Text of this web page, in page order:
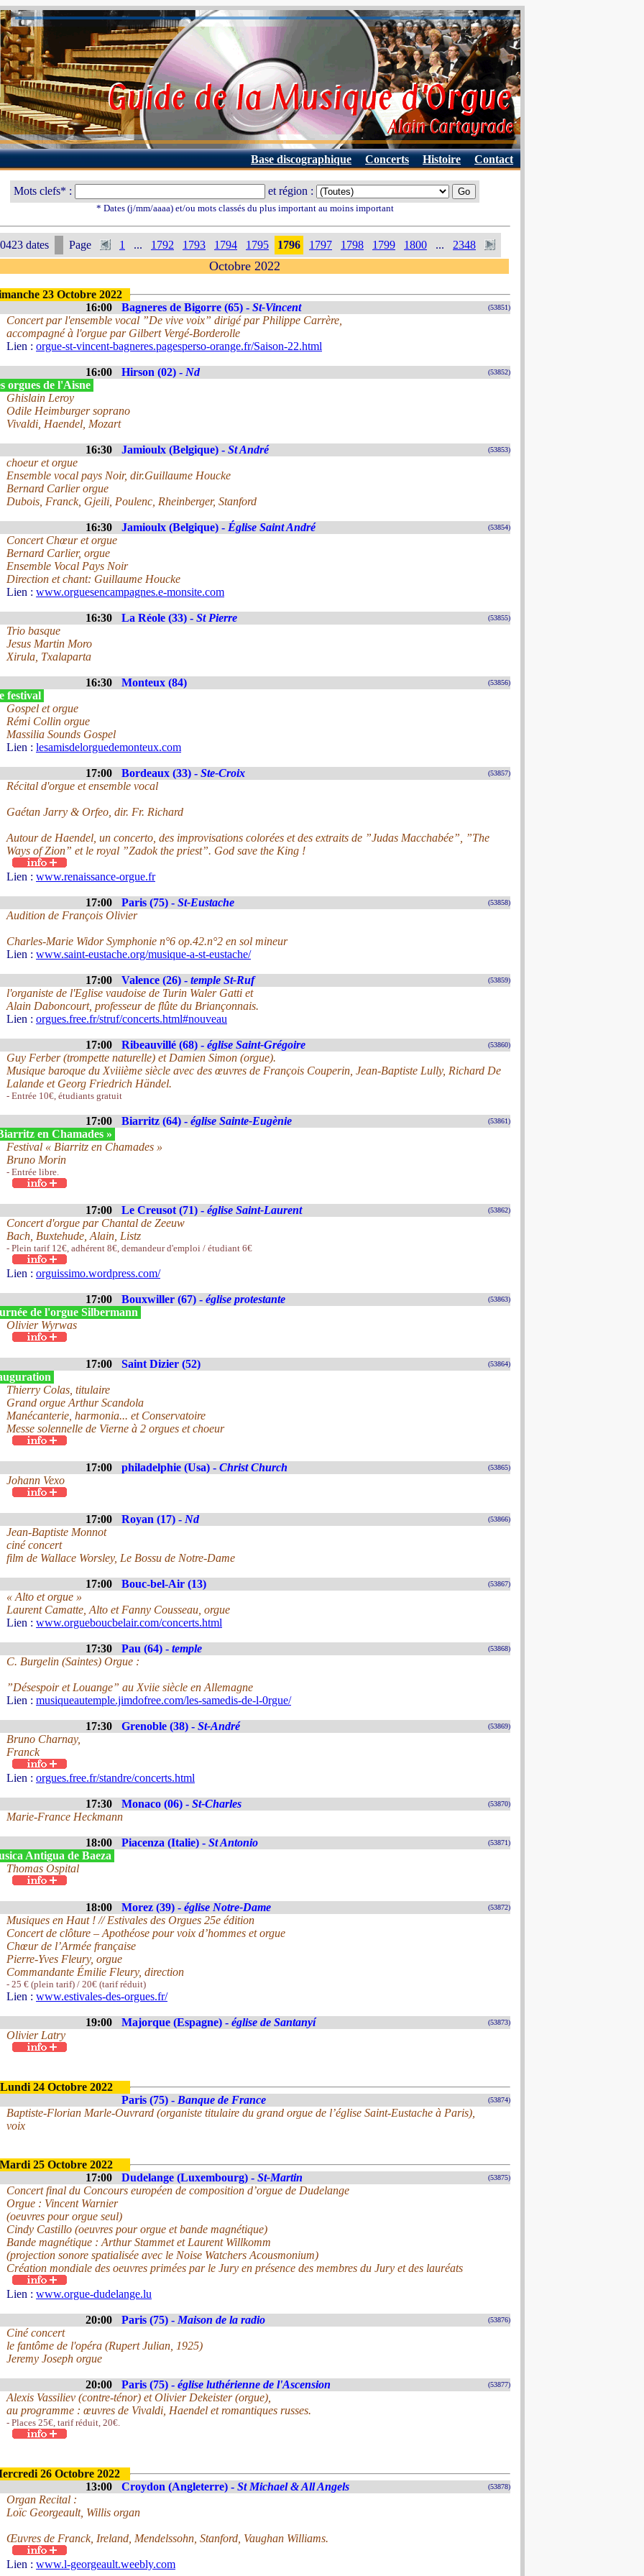
Base discographique Concerts Histoire Contact
Mots clefs* : et région :
* Dates (j/mm/aaaa) et/ou mots classés du plus important au moins important
dates Page 1 ... 1792 1793 1794 1795 1796 1797 1798 1799 1800 ... 2348
Octobre 2022
23 Octobre 2022
16:00
Bagneres de Bigorre (65) - St-Vincent (53851)
Concert par l'ensemble vocal ”De vive voix” dirigé par Philippe Carrère,
accompagné à l'orgue par Gilbert Vergé-Borderolle
Lien : orgue-st-vincent-bagneres.pagesperso-orange.fr/Saison-22.html
16:00 Hirson (02) - Nd (53852)
orgues de l'Aisne
Ghislain Leroy
Odile Heimburger soprano
Vivaldi, Haendel, Mozart
16:30 Jamioulx (Belgique) - St André (53853)
choeur et orgue
Ensemble vocal pays Noir, dir.Guillaume Houcke
Bernard Carlier orgue
Dubois, Franck, Gjeili, Poulenc, Rheinberger, Stanford
16:30 Jamioulx (Belgique) - Église Saint André (53854)
Concert Chœur et orgue
Bernard Carlier, orgue
Ensemble Vocal Pays Noir
Direction et chant: Guillaume Houcke
Lien : www.orguesencampagnes.e-monsite.com
16:30 La Réole (33) - St Pierre (53855)
Trio basque
Jesus Martin Moro
Xirula, Txalaparta
16:30 Monteux (84) (53856)
festival
Gospel et orgue
Rémi Collin orgue
Massilia Sounds Gospel
Lien : lesamisdelorguedemonteux.com
17:00 Bordeaux (33) - Ste-Croix (53857)
Récital d'orgue et ensemble vocal
Gaétan Jarry & Orfeo, dir. Fr. Richard
Autour de Haendel, un concerto, des improvisations colorées et des extraits de ”Judas Macchabée”, ”The
Ways of Zion” et le royal ”Zadok the priest”. God save the King !
Lien : www.renaissance-orgue.fr
17:00 Paris (75) - St-Eustache (53858)
Audition de François Olivier
Charles-Marie Widor Symphonie n°6 op.42.n°2 en sol mineur
Lien : www.saint-eustache.org/musique-a-st-eustache/
17:00 Valence (26) - temple St-Ruf (53859)
l'organiste de l'Eglise vaudoise de Turin Waler Gatti et
Alain Daboncourt, professeur de flûte du Briançonnais.
Lien : orgues.free.fr/struf/concerts.html#nouveau
17:00 Ribeauvillé (68) - église Saint-Grégoire (53860)
Guy Ferber (trompette naturelle) et Damien Simon (orgue).
Musique baroque du Xviiième siècle avec des œuvres de François Couperin, Jean-Baptiste Lully, Richard De
Lalande et Georg Friedrich Händel.
- Entrée 10€, étudiants gratuit
17:00 Biarritz (64) - église Sainte-Eugènie (53861)
en Chamades »
Festival « Biarritz en Chamades »
Bruno Morin
- Entrée libre.
17:00 Le Creusot (71) - église Saint-Laurent (53862)
Concert d'orgue par Chantal de Zeeuw
Bach, Buxtehude, Alain, Listz
- Plein tarif 12€, adhérent 8€, demandeur d'emploi / étudiant 6€
Lien : orguissimo.wordpress.com/
17:00 Bouxwiller (67) - église protestante (53863)
de l'orgue Silbermann
Olivier Wyrwas
17:00 Saint Dizier (52) (53864)
Thierry Colas, titulaire
Grand orgue Arthur Scandola
Manécanterie, harmonia... et Conservatoire
Messe solennelle de Vierne à 2 orgues et choeur
17:00 philadelphie (Usa) - Christ Church (53865)
Johann Vexo
17:00 Royan (17) - Nd (53866)
Jean-Baptiste Monnot
ciné concert
film de Wallace Worsley, Le Bossu de Notre-Dame
17:00 Bouc-bel-Air (13) (53867)
« Alto et orgue »
Laurent Camatte, Alto et Fanny Cousseau, orgue
Lien : www.orgueboucbelair.com/concerts.html
17:30 Pau (64) - temple (53868)
C. Burgelin (Saintes) Orgue :
”Désespoir et Louange” au Xviie siècle en Allemagne
Lien : musiqueautemple.jimdofree.com/les-samedis-de-l-0rgue/
17:30 Grenoble (38) - St-André (53869)
Bruno Charnay,
Franck
Lien : orgues.free.fr/standre/concerts.html
17:30 Monaco (06) - St-Charles (53870)
Marie-France Heckmann
18:00 Piacenza (Italie) - St Antonio (53871)
Antigua de Baeza
Thomas Ospital
18:00 Morez (39) - église Notre-Dame (53872)
Musiques en Haut ! // Estivales des Orgues 25e édition
Concert de clôture – Apothéose pour voix d’hommes et orgue
Chœur de l’Armée française
Pierre-Yves Fleury, orgue
Commandante Émilie Fleury, direction
- 25 € (plein tarif) / 20€ (tarif réduit)
Lien : www.estivales-des-orgues.fr/
19:00 Majorque (Espagne) - église de Santanyí (53873)
Olivier Latry
Lundi 24 Octobre 2022
Paris (75) - Banque de France (53874)
Baptiste-Florian Marle-Ouvrard (organiste titulaire du grand orgue de l’église Saint-Eustache à Paris),
voix
Mardi 25 Octobre 2022
17:00
Dudelange (Luxembourg) - St-Martin (53875)
Concert final du Concours européen de composition d’orgue de Dudelange
Orgue : Vincent Warnier
(oeuvres pour orgue seul)
Cindy Castillo (oeuvres pour orgue et bande magnétique)
Bande magnétique : Arthur Stammet et Laurent Willkomm
(projection sonore spatialisée avec le Noise Watchers Acousmonium)
Création mondiale des oeuvres primées par le Jury en présence des membres du Jury et des lauréats
Lien : www.orgue-dudelange.lu
20:00 Paris (75) - Maison de la radio (53876)
Ciné concert
le fantôme de l'opéra (Rupert Julian, 1925)
Jeremy Joseph orgue
20:00 Paris (75) - église luthérienne de l'Ascension (53877)
Alexis Vassiliev (contre-ténor) et Olivier Dekeister (orgue),
au programme : œuvres de Vivaldi, Haendel et romantiques russes.
- Places 25€, tarif réduit, 20€.
26 Octobre 2022
13:00
Croydon (Angleterre) - St Michael & All Angels (53878)
Organ Recital :
Loïc Georgeault, Willis organ
Œuvres de Franck, Ireland, Mendelssohn, Stanford, Vaughan Williams.
Lien : www.l-georgeault.weebly.com